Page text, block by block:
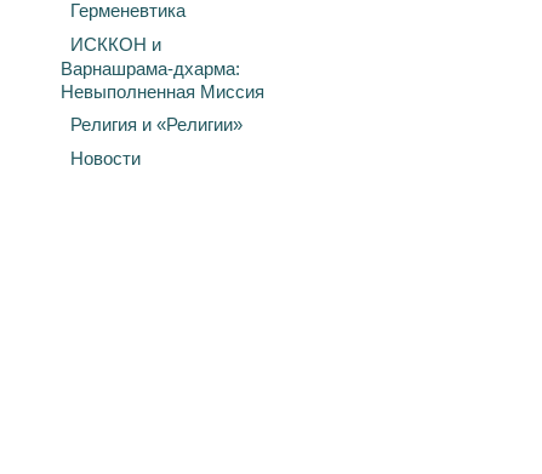
Герменевтика
ИСККОН и
Варнашрама-дхарма:
Невыполненная Миссия
Религия и «Религии»
Новости